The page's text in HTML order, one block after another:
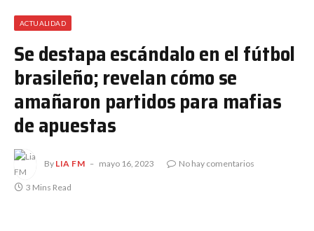
ACTUALIDAD
Se destapa escándalo en el fútbol
brasileño; revelan cómo se
amañaron partidos para mafias
de apuestas
By LIA FM mayo 16, 2023 No hay comentarios
3 Mins Read